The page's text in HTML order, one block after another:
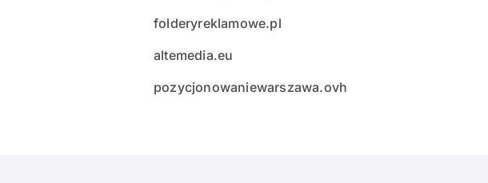
folderyreklamowe.pl
altemedia.eu
pozycjonowaniewarszawa.ovh